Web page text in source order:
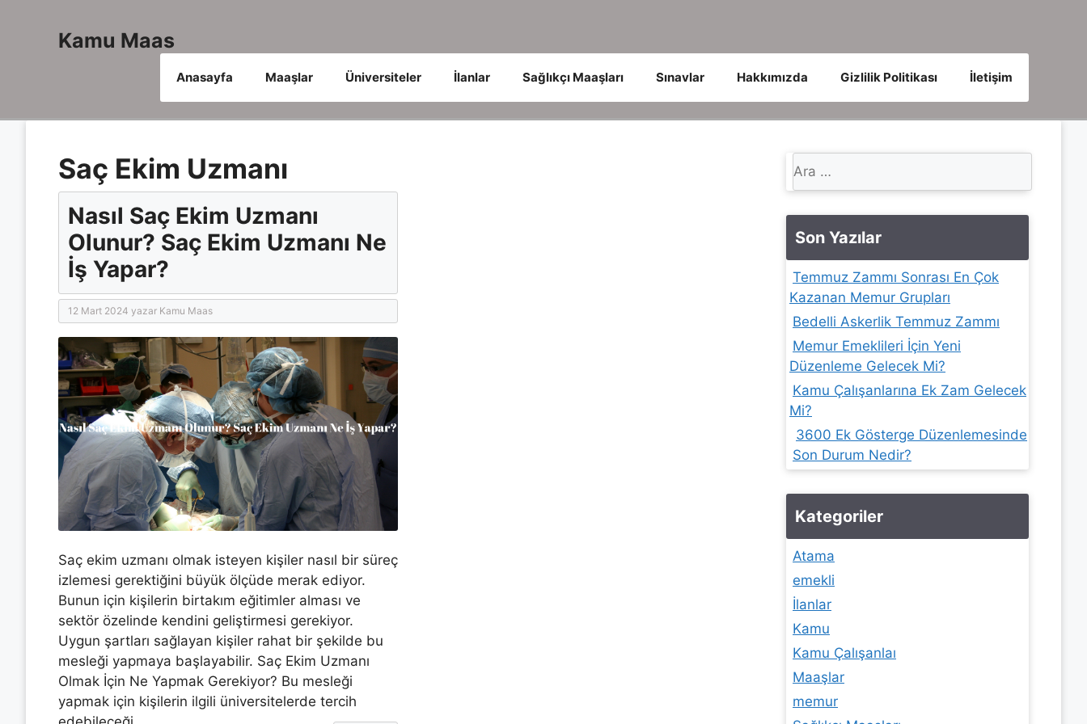
Kamu Maas
Anasayfa Maaşlar Üniversiteler İlanlar Sağlıkçı Maaşları Sınavlar Hakkımızda Gizlilik Politikası İletişim
Saç Ekim Uzmanı
Nasıl Saç Ekim Uzmanı
Olunur? Saç Ekim Uzmanı Ne
İş Yapar?
12 Mart 2024 yazar Kamu Maas
Saç ekim uzmanı olmak isteyen kişiler nasıl bir süreç
izlemesi gerektiğini büyük ölçüde merak ediyor.
Bunun için kişilerin birtakım eğitimler alması ve
sektör özelinde kendini geliştirmesi gerekiyor.
Uygun şartları sağlayan kişiler rahat bir şekilde bu
mesleği yapmaya başlayabilir. Saç Ekim Uzmanı
Olmak İçin Ne Yapmak Gerekiyor? Bu mesleği
yapmak için kişilerin ilgili üniversitelerde tercih
için
Son Yazılar
Temmuz Zammı Sonrası En Çok
Kazanan Memur Grupları
Bedelli Askerlik Temmuz Zammı
Memur Emeklileri İçin Yeni
Düzenleme Gelecek Mi?
Kamu Çalışanlarına Ek Zam Gelecek
Mi?
3600 Ek Gösterge Düzenlemesinde
Son Durum Nedir?
Kategoriler
Atama
emekli
İlanlar
Kamu
Kamu Çalışanlaı
Maaşlar
memur